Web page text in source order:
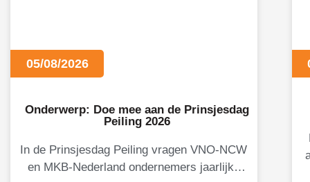
05/08/2026
Onderwerp: Doe mee aan de Prinsjesdag
Peiling 2026
In de Prinsjesdag Peiling vragen VNO-NCW
en MKB-Nederland ondernemers jaarlijks